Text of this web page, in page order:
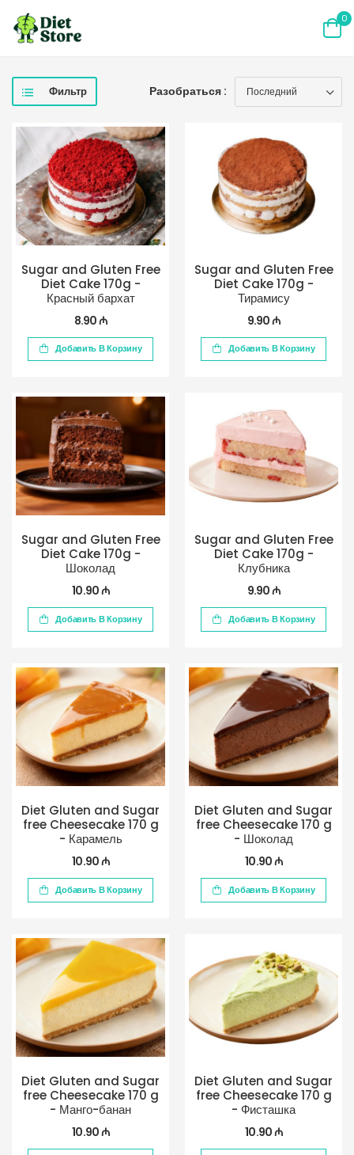
0
Фильтр Разобраться :
Sugar and Gluten Free
Diet Cake 170g -
Красный бархат
8.90 ₼
Добавить В Корзину
Sugar and Gluten Free
Diet Cake 170g -
Тирамису
9.90 ₼
Добавить В Корзину
Sugar and Gluten Free
Diet Cake 170g -
Шоколад
10.90 ₼
Добавить В Корзину
Sugar and Gluten Free
Diet Cake 170g -
Клубника
9.90 ₼
Добавить В Корзину
Diet Gluten and Sugar
free Cheesecake 170 g
- Карамель
10.90 ₼
Добавить В Корзину
Diet Gluten and Sugar
free Cheesecake 170 g
- Шоколад
10.90 ₼
Добавить В Корзину
Diet Gluten and Sugar
free Cheesecake 170 g
- Манго-банан
10.90 ₼
Diet Gluten and Sugar
free Cheesecake 170 g
- Фисташка
10.90 ₼